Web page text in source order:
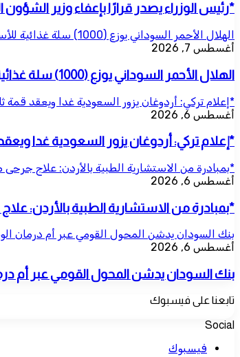
*رئيس الوزراء يصدر قرارًا بإعفاء وزير
الهلال الأحمر السوداني يوزع (1000) سلة غذائية للأسر المتأثرة بالحرب بمحلية شرق النيل
أغسطس 7, 2026
الهلال الأحمر السوداني يوزع (1000) سلة غذائية للأسر المتأثرة بالحرب بمحلية شرق النيل
*إعلام تركي: أردوغان يزور السعودية غدا ويعقد قمة
أغسطس 6, 2026
*إعلام تركي: أردوغان يزور السعودية غدا
*بمبادرة من الاستشارية الطبية بالأردن: علاج جرحى
أغسطس 6, 2026
*بمبادرة من الاستشارية الطبية بالأردن:
بنك السودان يدشن المحول القومي عبر أم درمان
أغسطس 6, 2026
بنك السودان يدشن المحول القومي عبر أم
تابعنا على فيسبوك
Social
فيسبوك